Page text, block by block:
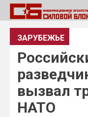
ЗАРУБЕЖЬЕ
вызвал
НАТО